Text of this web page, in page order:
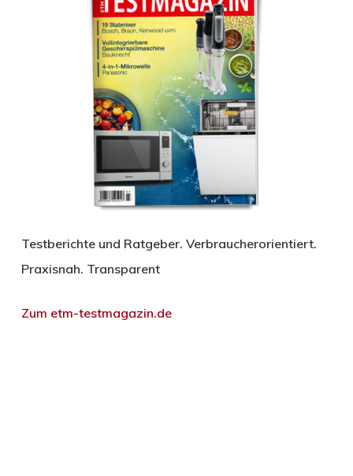
Testberichte und Ratgeber. Verbraucherorientiert.
Praxisnah. Transparent
Zum etm-testmagazin.de